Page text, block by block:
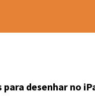
para desenhar no